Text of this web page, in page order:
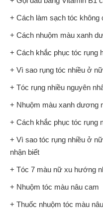
+ Cách làm sạch tóc không
+ Cách nhuộm màu xanh
+ Cách khắc phục tóc rụng
+ Vì sao rụng tóc nhiều ở
+ Tóc rụng nhiều nguyên
+ Nhuộm màu xanh dương
+ Cách khắc phục tóc rụng
+ Vì sao tóc rụng nhiều ở
nhận biết
+ Tóc 7 màu nữ xu hướng
+ Nhuộm tóc màu nâu cam
+ Thuốc nhuộm tóc màu